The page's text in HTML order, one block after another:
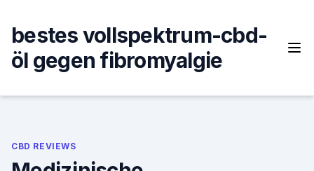
content
bestes vollspektrum-cbd-
öl gegen fibromyalgie
CBD REVIEWS